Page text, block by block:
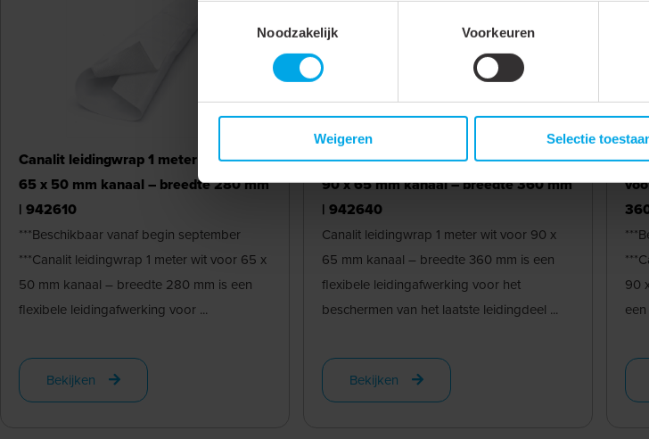
Noodzakelijk
Voorkeuren
Weigeren Selectie
Canalit leidingwrap 1 meter wit voor
65 x 50 mm kanaal – breedte 280 mm
| 942610
***Beschikbaar vanaf begin september
***Canalit leidingwrap 1 meter wit voor 65 x
50 mm kanaal – breedte 280 mm is een
flexibele leidingafwerking voor ...
Bekijken
Canalit leidingwrap 1 meter wit voor
90 x 65 mm kanaal – breedte 360 mm
| 942640
Canalit leidingwrap 1 meter wit voor 90 x
65 mm kanaal – breedte 360 mm is een
flexibele leidingafwerking voor het
beschermen van het laatste leidingdeel ...
Bekijken
90